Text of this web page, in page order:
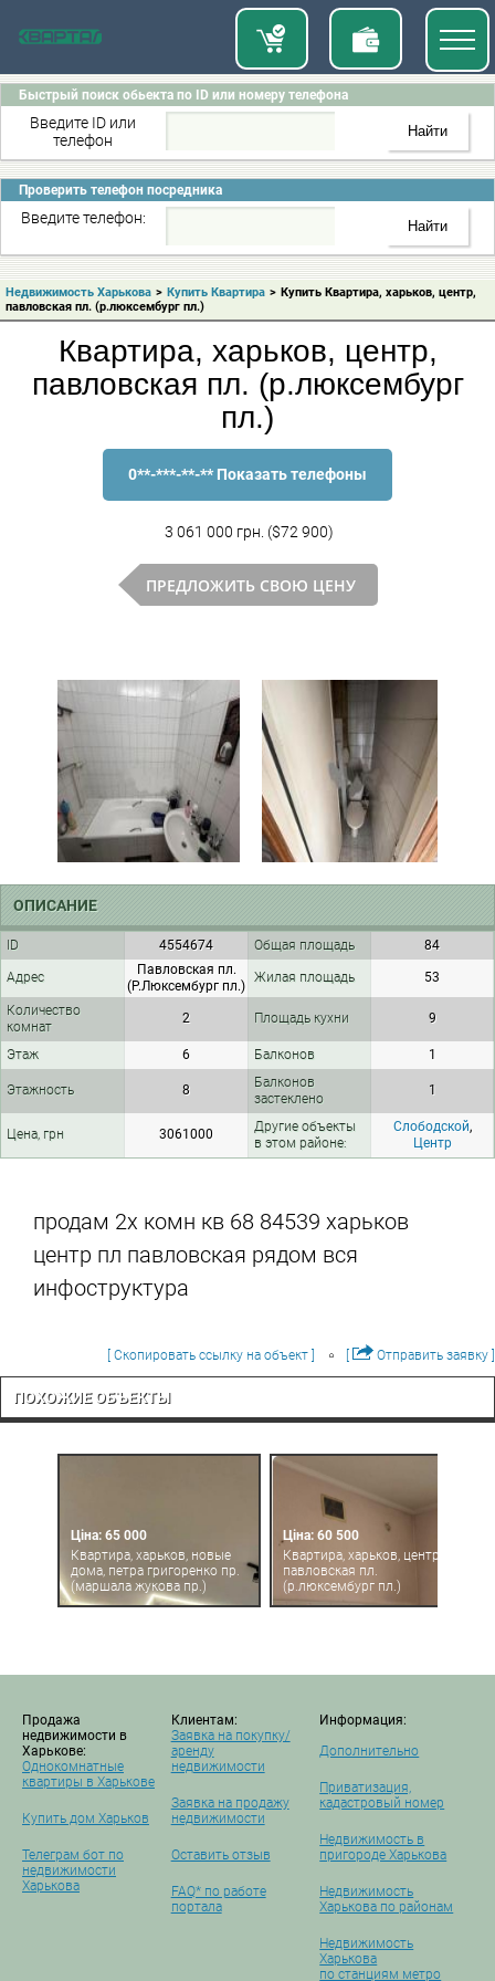
Быстрый поиск обьекта по ID или номеру телефона
Введите ID или
телефон
Проверить телефон посредника
Введите телефон:
Недвижимость Харькова > Купить Квартира > Купить Квартира, харьков, центр,
павловская пл. (р.люксембург пл.)
Квартира, харьков, центр,
павловская пл. (р.люксембург
пл.)
0**-***-**-** Показать телефоны
3 061 000 грн. ($72 900)
ПРЕДЛОЖИТЬ СВОЮ ЦЕНУ
ОПИСАНИЕ
ID 4554674 Общая площадь 84
Адрес
Павловская пл.
(Р.Люксембург пл.)
Жилая площадь 53
Количество
комнат
2 Площадь кухни 9
Этаж 6 Балконов 1
Этажность 8
Балконов
застеклено
1
Цена, грн 3061000
Другие объекты
в этом районе:
Слободской,
Центр
продам 2х комн кв 68 84539 харьков
центр пл павловская рядом вся
инфоструктура
[ Скопировать ссылку на объект ] Отправить заявку ]
ПОХОЖИЕ ОБЪЕКТЫ
Ціна: 65 000
Квартира, харьков, новые
дома, петра григоренко пр.
(маршала жукова пр.)
Ціна: 60 500
Квартира, харьков, центр,
павловская пл.
(р.люксембург пл.)
Продажа
недвижимости в
Харькове:
Однокомнатные
квартиры в Харькове
Купить дом Харьков
Телеграм бот по
недвижимости
Харькова
Клиентам:
Заявка на покупку/
аренду
недвижимости
Заявка на продажу
недвижимости
Оставить отзыв
FAQ* по работе
портала
Информация:
Дополнительно
Приватизация,
кадастровый номер
Недвижимость в
пригороде Харькова
Недвижимость
Харькова по районам
Недвижимость
Харькова
по станциям метро